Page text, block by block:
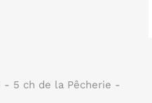
- 5 ch de la Pêcherie -